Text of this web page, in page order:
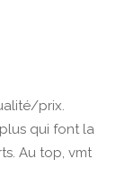
prix.
qui font la
Au top, vmt